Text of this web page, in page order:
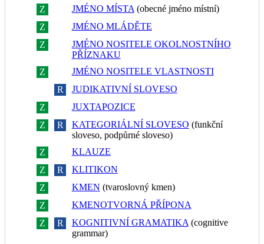
Z JMÉNO MÍSTA (obecné jméno místní)
Z
JMÉNO MLÁDĚTE
Z
JMÉNO NOSITELE OKOLNOSTNÍHO
PŘÍZNAKU
Z
JMÉNO NOSITELE VLASTNOSTI
R
JUDIKATIVNÍ SLOVESO
Z
JUXTAPOZICE
Z
R KATEGORIÁLNÍ SLOVESO (funkční
sloveso, podpůrné sloveso)
Z
KLAUZE
Z
R
KLITIKON
Z
KMEN (tvaroslovný kmen)
Z
KMENOTVORNÁ PŘÍPONA
Z
R KOGNITIVNÍ GRAMATIKA (cognitive
grammar)